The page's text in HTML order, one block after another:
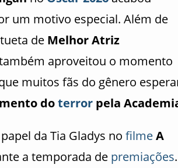
um motivo especial. Além de
de Melhor Atriz
aproveitou o momento
muitos fãs do gênero
doterror pela
da Tia Gladys no filmeA
a temporada de premiações.